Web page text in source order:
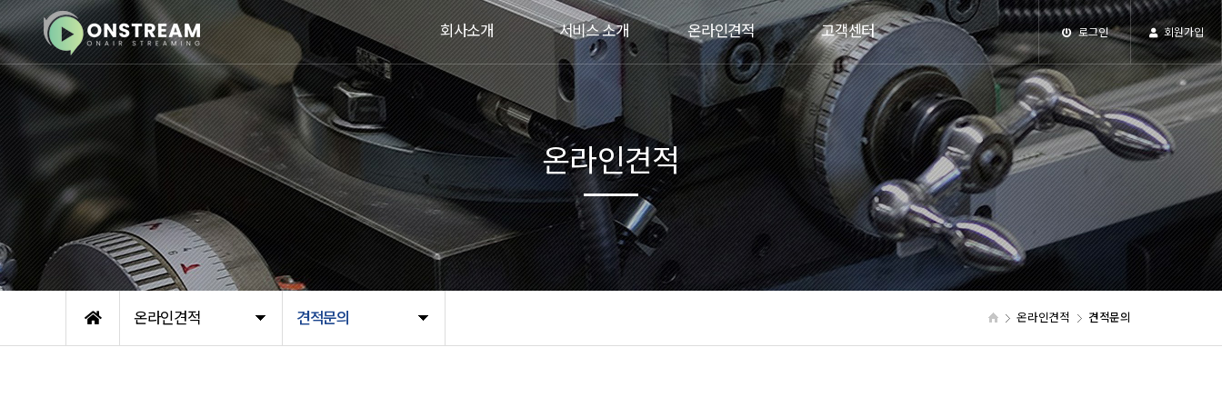
회사소개 서비스 소개 온라인견적 고객센터 로그인 회원가입
온라인견적 견적문의 온라인견적 견적문의
온라인견적